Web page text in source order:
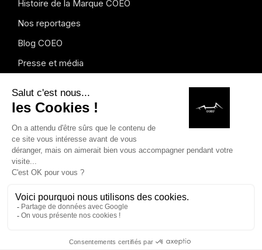
Histoire de la Marque COEO
Nos reportages
Blog COEO
Presse et média
déposées. Tous droits réservés.Mentions légales
de rétractation